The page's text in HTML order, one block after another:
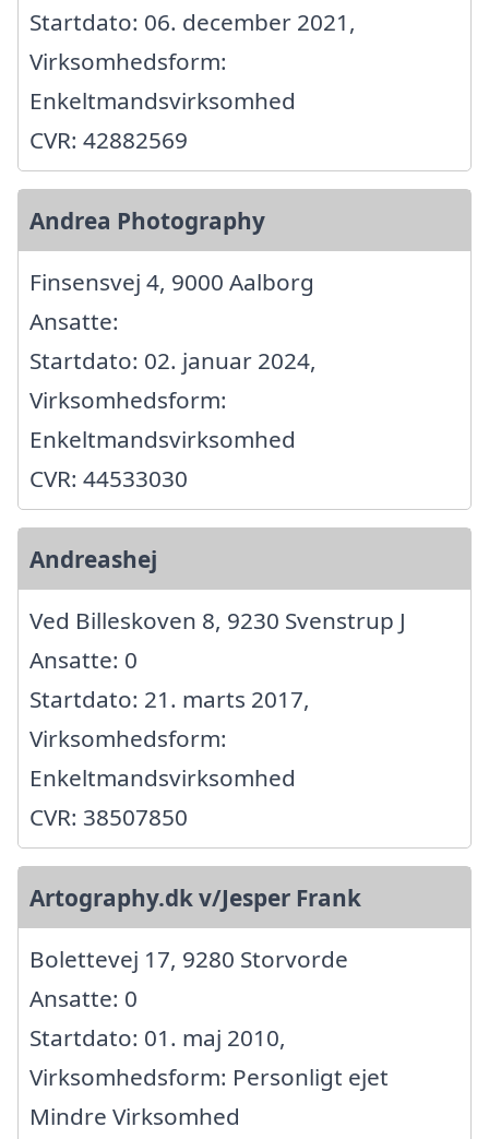
Startdato: 06. december 2021,
Virksomhedsform:
Enkeltmandsvirksomhed
CVR: 42882569
Andrea Photography
Finsensvej 4, 9000 Aalborg
Ansatte:
Startdato: 02. januar 2024,
Virksomhedsform:
Enkeltmandsvirksomhed
CVR: 44533030
Andreashej
Ved Billeskoven 8, 9230 Svenstrup J
Ansatte: 0
Startdato: 21. marts 2017,
Virksomhedsform:
Enkeltmandsvirksomhed
CVR: 38507850
Artography.dk v/Jesper Frank
Bolettevej 17, 9280 Storvorde
Ansatte: 0
Startdato: 01. maj 2010,
Virksomhedsform: Personligt ejet
Mindre Virksomhed